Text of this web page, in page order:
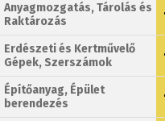
Anyagmozgatás, Tárolás és
Raktározás
Erdészeti és Kertművelő
Gépek, Szerszámok
Építőanyag, Épület
berendezés